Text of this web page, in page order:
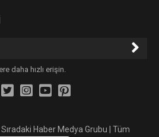
daha hızlı erişin.
Haber Medya Grubu | Tüm